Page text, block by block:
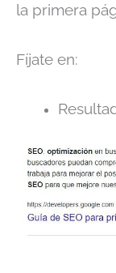
la primera
Fíjate en: